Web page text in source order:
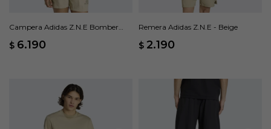
Campera Adidas Z.N.E Bomber
$ 6.190
Remera Adidas Z.N.E - Beige
$ 2.190